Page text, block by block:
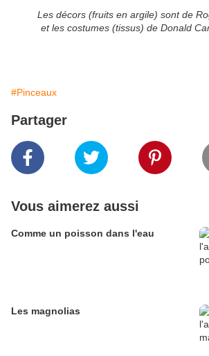
Les décors (fruits en argile) sont de
et les costumes (tissus) de Donald
#Pinceaux
Partager
Vous aimerez aussi
Comme un poisson dans l'eau
Les magnolias